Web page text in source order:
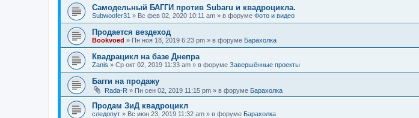
Самодельный БАГГИ против Subaru и квадроцикла.
Subwoofer31 » Вс фев 02, 2020 10:11 am » в форуме Фото и видео
Продается вездеход
Bookvoed » Пн ноя 18, 2019 6:23 pm » в форуме Барахолка
Квадрацикл на базе Днепра
Zanis » Ср окт 02, 2019 11:33 am » в форуме Завершённые проекты
Багги на продажу
Rada-R » Пн сен 02, 2019 11:15 pm » в форуме Барахолка
Продам ЗиД квадроцикл
следопут » Вс июн 23, 2019 11:32 am » в форуме Барахолка